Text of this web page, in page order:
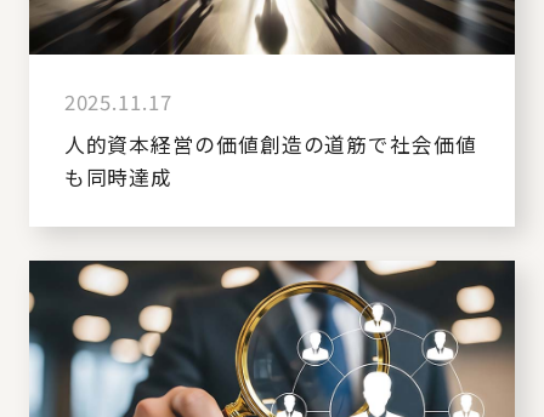
2025.11.17
人的資本経営の価値創造の道筋で社会価値
も同時達成